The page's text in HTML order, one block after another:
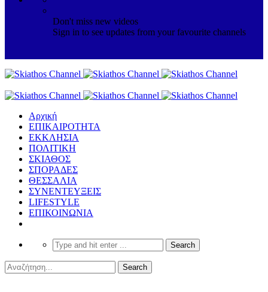
Don't miss new videos
Sign in to see updates from your favourite channels
Αρχική
ΕΠΙΚΑΙΡΟΤΗΤΑ
ΕΚΚΛΗΣΙΑ
ΠΟΛΙΤΙΚΗ
ΣΚΙΑΘΟΣ
ΣΠΟΡΑΔΕΣ
ΘΕΣΣΑΛΙΑ
ΣΥΝΕΝΤΕΥΞΕΙΣ
LIFESTYLE
ΕΠΙΚΟΙΝΩΝΙΑ